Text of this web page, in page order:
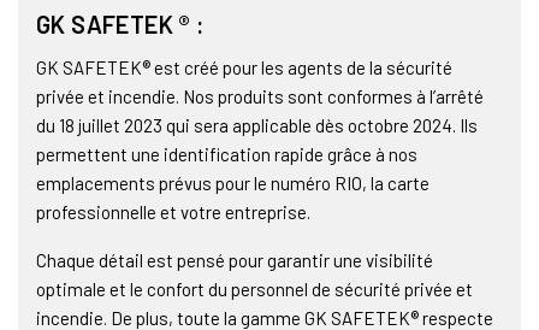
GK SAFETEK ® :
GK SAFETEK® est créé pour les agents de la sécurité
privée et incendie. Nos produits sont conformes à l’arrêté
du 18 juillet 2023 qui sera applicable dès octobre 2024. Ils
permettent une identification rapide grâce à nos
emplacements prévus pour le numéro RIO, la carte
professionnelle et votre entreprise.
Chaque détail est pensé pour garantir une visibilité
optimale et le confort du personnel de sécurité privée et
incendie. De plus, toute la gamme GK SAFETEK® respecte